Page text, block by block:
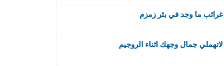
غرائب ما وجد في بئر زمزم
لاتهملي جمال وجهك اثناء الروجيم